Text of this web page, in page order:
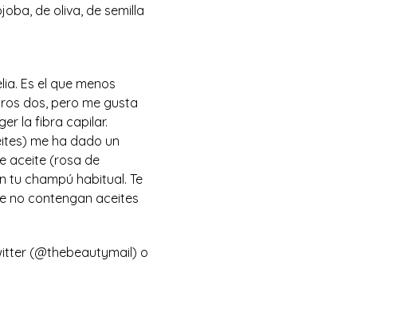
de oliva, de semilla
Es el que menos
dos, pero me gusta
la fibra capilar.
me ha dado un
aceite (rosa de
tu champú habitual. Te
no contengan aceites
(@thebeautymail) o